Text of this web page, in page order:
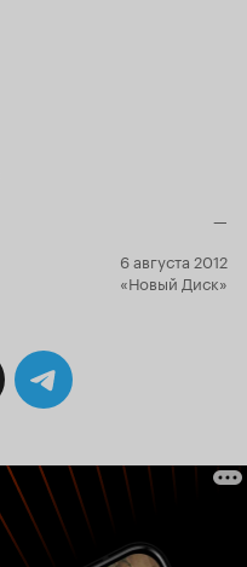
—
6 августа 2012
«Новый Диск»